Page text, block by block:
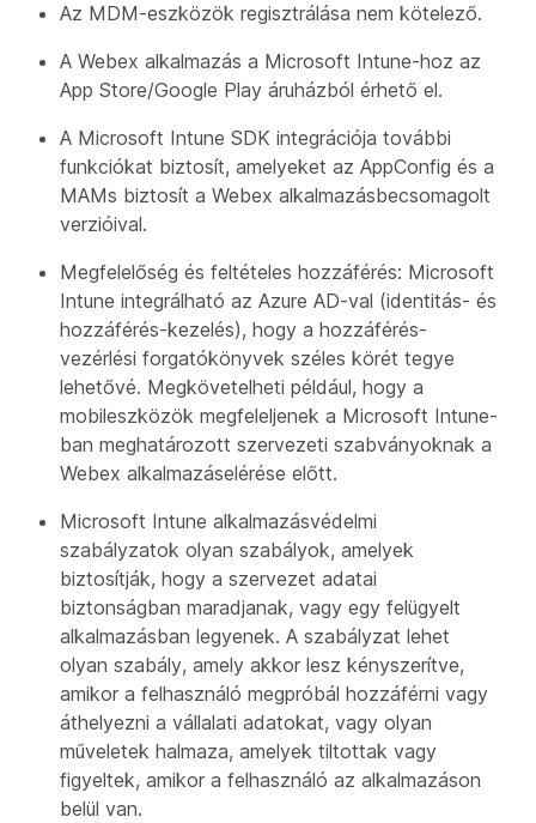
Az MDM-eszközök regisztrálása nem kötelező.
A Webex alkalmazás a Microsoft Intune-hoz az
App Store/Google Play áruházból érhető el.
A Microsoft Intune SDK integrációja további
funkciókat biztosít, amelyeket az AppConfig és a
MAMs biztosít a Webex alkalmazásbecsomagolt
verzióival.
Megfelelőség és feltételes hozzáférés: Microsoft
Intune integrálható az Azure AD-val (identitás- és
hozzáférés-kezelés), hogy a hozzáférés-
vezérlési forgatókönyvek széles körét tegye
lehetővé. Megkövetelheti például, hogy a
mobileszközök megfeleljenek a Microsoft Intune-
ban meghatározott szervezeti szabványoknak a
Webex alkalmazáselérése előtt.
Microsoft Intune alkalmazásvédelmi
szabályzatok olyan szabályok, amelyek
biztosítják, hogy a szervezet adatai
biztonságban maradjanak, vagy egy felügyelt
alkalmazásban legyenek. A szabályzat lehet
olyan szabály, amely akkor lesz kényszerítve,
amikor a felhasználó megpróbál hozzáférni vagy
áthelyezni a vállalati adatokat, vagy olyan
műveletek halmaza, amelyek tiltottak vagy
figyeltek, amikor a felhasználó az alkalmazáson
belül van.